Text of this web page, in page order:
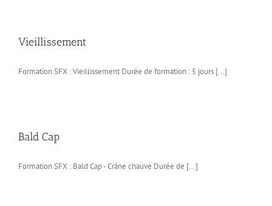
Vieillissement
Formation SFX : Vieillissement Durée de formation : 5 jours [...]
Bald Cap
Formation SFX : Bald Cap - Crâne chauve Durée de [...]